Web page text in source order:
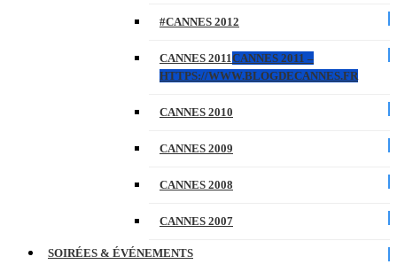
#CANNES 2012
CANNES 2011CANNES 2011 –
HTTPS://WWW.BLOGDECANNES.FR
CANNES 2010
CANNES 2009
CANNES 2008
CANNES 2007
SOIRÉES & ÉVÉNEMENTS